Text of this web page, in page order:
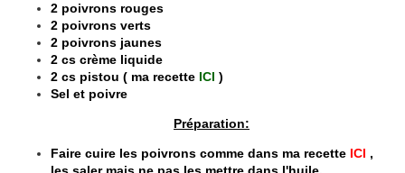
2 poivrons rouges
2 poivrons verts
2 poivrons jaunes
2 cs crème liquide
2 cs pistou ( ma recette ICI )
Sel et poivre
Préparation:
Faire cuire les poivrons comme dans ma recette ICI ,